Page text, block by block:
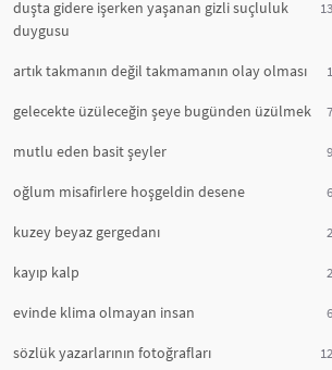
duşta gidere işerken yaşanan gizli suçluluk
duygusu
13
artık takmanın değil takmamanın olay olması 1
gelecekte üzüleceğin şeye bugünden üzülmek 7
mutlu eden basit şeyler 9
oğlum misafirlere hoşgeldin desene 6
kuzey beyaz gergedanı 2
kayıp kalp 2
evinde klima olmayan insan 6
sözlük yazarlarının fotoğrafları 12